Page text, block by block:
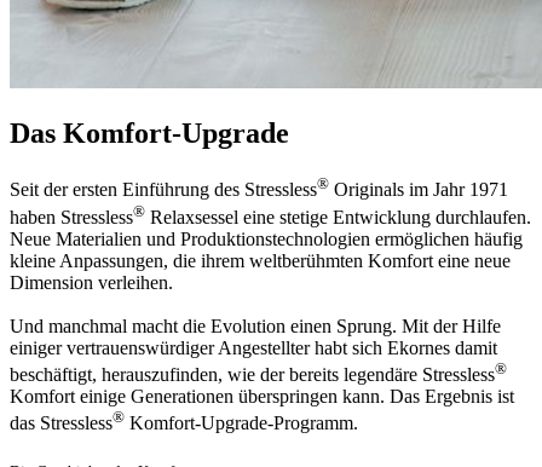
Das Komfort-Upgrade
Seit der ersten Einführung des Stressless® Originals im Jahr 1971
haben Stressless® Relaxsessel eine stetige Entwicklung durchlaufen.
Neue Materialien und Produktionstechnologien ermöglichen häufig
kleine Anpassungen, die ihrem weltberühmten Komfort eine neue
Dimension verleihen.
Und manchmal macht die Evolution einen Sprung. Mit der Hilfe
einiger vertrauenswürdiger Angestellter habt sich Ekornes damit
beschäftigt, herauszufinden, wie der bereits legendäre Stressless®
Komfort einige Generationen überspringen kann. Das Ergebnis ist
das Stressless® Komfort-Upgrade-Programm.